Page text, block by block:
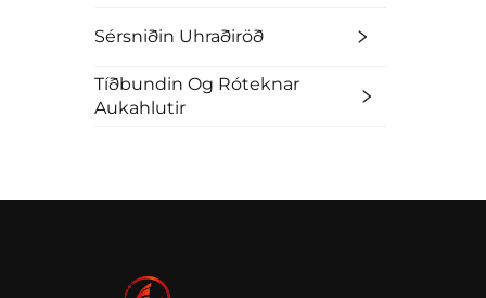
Sérsniðin Uhraðiröð
Tíðbundin Og Róteknar
Aukahlutir